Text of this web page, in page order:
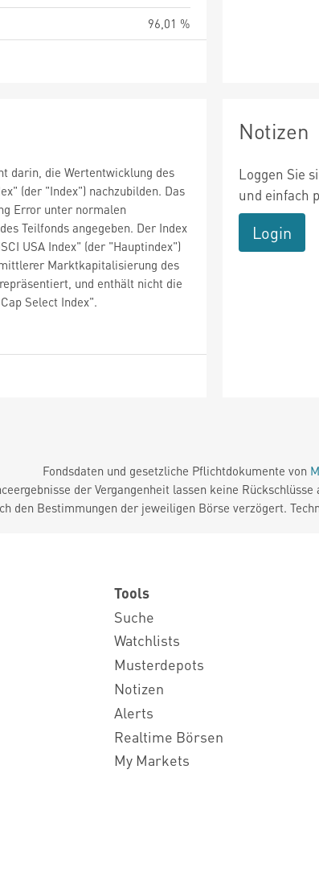
96,01 %
darin, die Wertentwicklung des
(der "Index") nachzubilden. Das
Error unter normalen
Teilfonds angegeben. Der Index
USA Index" (der "Hauptindex")
Marktkapitalisierung des
und enthält nicht die
Select Index".
Notizen
Loggen Sie
und einfach
Login
Fondsdaten und gesetzliche Pflichtdokumente von
der Vergangenheit lassen keine
den Bestimmungen der jeweiligen Börse verzögert.
Tools
Suche
Watchlists
Musterdepots
Notizen
Alerts
Realtime Börsen
My Markets